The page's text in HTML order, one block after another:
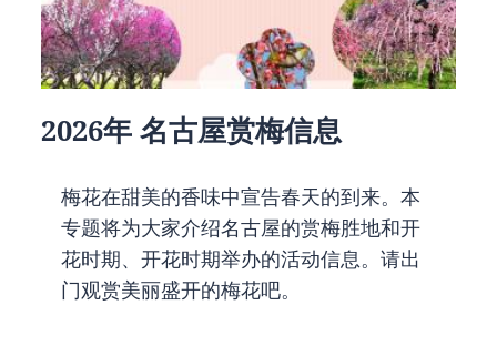
2026年 名古屋赏梅信息
梅花在甜美的香味中宣告春天的到来。本
专题将为大家介绍名古屋的赏梅胜地和开
花时期、开花时期举办的活动信息。请出
门观赏美丽盛开的梅花吧。